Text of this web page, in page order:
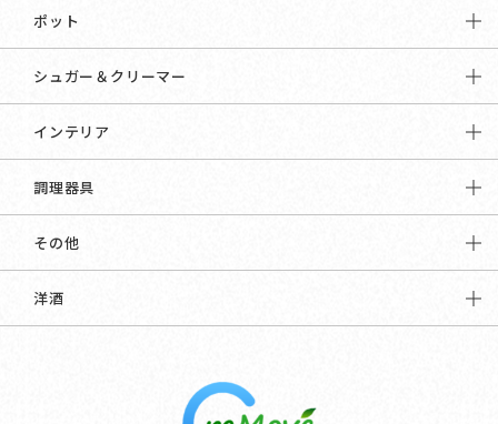
ポット
シュガー＆クリーマー
インテリア
調理器具
その他
洋酒